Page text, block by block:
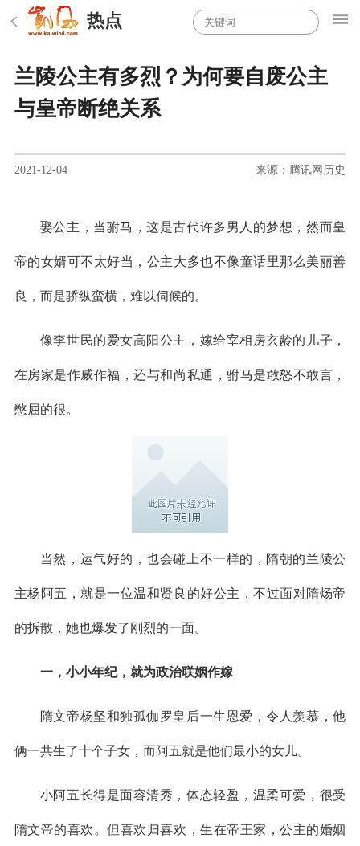
热点
兰陵公主有多烈？为何要自废公主
与皇帝断绝关系
2021-12-04 来源：腾讯网历史
娶公主，当驸马，这是古代许多男人的梦想，然而皇
帝的女婿可不太好当，公主大多也不像童话里那么美丽善
良，而是骄纵蛮横，难以伺候的。
像李世民的爱女高阳公主，嫁给宰相房玄龄的儿子，
在房家是作威作福，还与和尚私通，驸马是敢怒不敢言，
憋屈的很。
当然，运气好的，也会碰上不一样的，隋朝的兰陵公
主杨阿五，就是一位温和贤良的好公主，不过面对隋炀帝
的拆散，她也爆发了刚烈的一面。
一，小小年纪，就为政治联姻作嫁
隋文帝杨坚和独孤伽罗皇后一生恩爱，令人羡慕，他
俩一共生了十个子女，而阿五就是他们最小的女儿。
小阿五长得是面容清秀，体态轻盈，温柔可爱，很受
隋文帝的喜欢。但喜欢归喜欢，生在帝王家，公主的婚姻